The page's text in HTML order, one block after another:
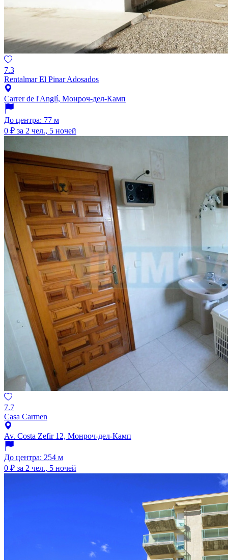
7.3
Rentalmar El Pinar Adosados
Carrer de l'Anglí, Монроч-дел-Камп
До центра: 77 м
0 ₽ за 2 чел., 5 ночей
7.7
Casa Carmen
Av. Costa Zefir 12, Монроч-дел-Камп
До центра: 254 м
0 ₽ за 2 чел., 5 ночей